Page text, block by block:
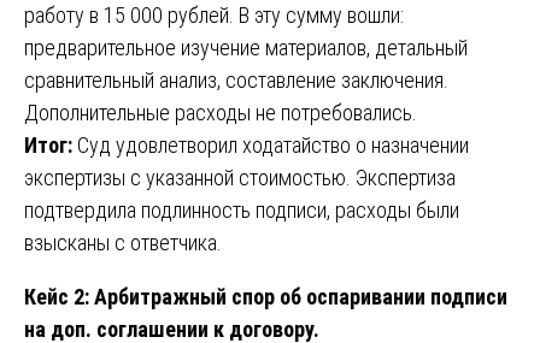
работу в 15 000 рублей. В эту сумму вошли:
предварительное изучение материалов, детальный
сравнительный анализ, составление заключения.
Дополнительные расходы не потребовались.
Итог: Суд удовлетворил ходатайство о назначении
экспертизы с указанной стоимостью. Экспертиза
подтвердила подлинность подписи, расходы были
взысканы с ответчика.
Кейс 2: Арбитражный спор об оспаривании подписи
на доп. соглашении к договору.